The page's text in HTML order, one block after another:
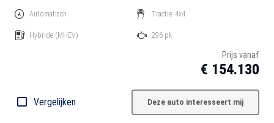
Automatisch
Hybride (MHEV)
Tractie: 4x4
296 pk
Prijs vanaf
€ 154.130
Vergelijken Deze auto interesseert mij